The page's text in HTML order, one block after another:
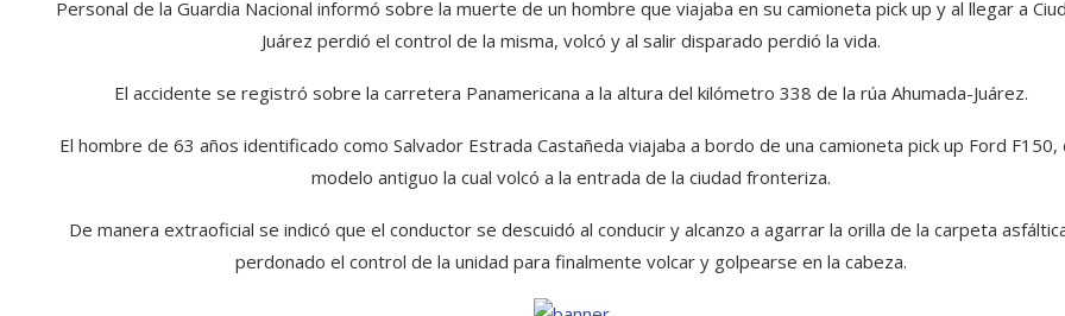
Personal de la Guardia Nacional informó sobre la muerte de un hombre que viajaba en su camioneta pick up y al llegar a
Juárez perdió el control de la misma, volcó y al salir disparado perdió la vida.
El accidente se registró sobre la carretera Panamericana a la altura del kilómetro 338 de la rúa Ahumada-Juárez.
El hombre de 63 años identificado como Salvador Estrada Castañeda viajaba a bordo de una camioneta pick up Ford F150,
modelo antiguo la cual volcó a la entrada de la ciudad fronteriza.
De manera extraoficial se indicó que el conductor se descuidó al conducir y alcanzo a agarrar la orilla de la carpeta
perdonado el control de la unidad para finalmente volcar y golpearse en la cabeza.